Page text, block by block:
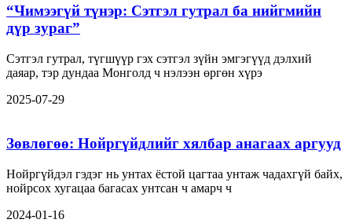
“Чимээгүй түнэр: Сэтгэл гутрал ба нийгмийн
дүр зураг”
Сэтгэл гутрал, түгшүүр гэх сэтгэл зүйн эмгэгүүд дэлхий
даяар, тэр дундаа Монголд ч нэлээн өргөн хүрэ
2025-07-29
Зөвлөгөө: Нойргүйдлийг хялбар анагаах аргууд
Нойргүйдэл гэдэг нь унтах ёстой цагтаа унтаж чадахгүй байх,
нойрсох хугацаа багасах унтсан ч амарч ч
2024-01-16